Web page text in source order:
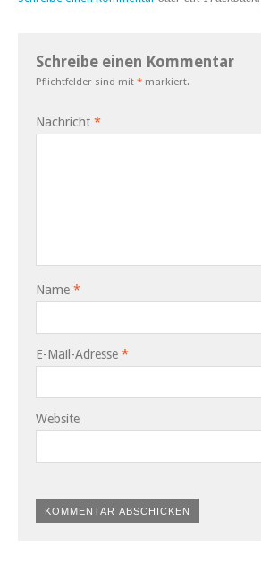
Schreibe einen Kommentar
Pflichtfelder sind mit * markiert.
Nachricht *
Name *
E-Mail-Adresse *
Website